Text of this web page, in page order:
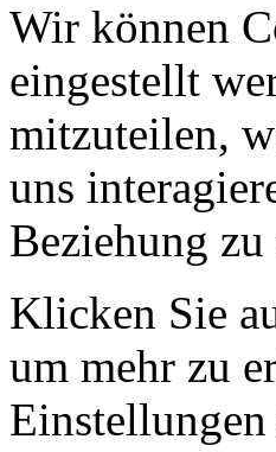
Wir können
eingestellt
mitzuteilen,
uns
Beziehung zu
Klicken Sie
um mehr zu
Einstellungen